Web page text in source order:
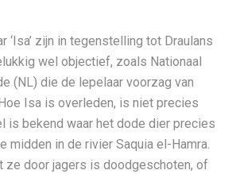
‘Isa’ zijn in tegenstelling tot Draulans
wel objectief, zoals Nationaal
(NL) die de lepelaar voorzag van
Isa is overleden, is niet precies
is bekend waar het dode dier precies
midden in de rivier Saquia el-Hamra.
ze door jagers is doodgeschoten, of